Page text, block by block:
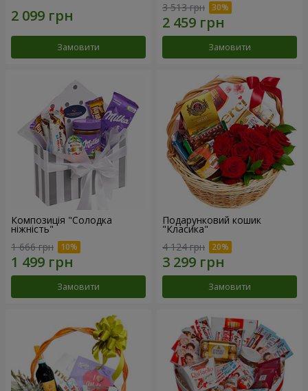
Замовити
3 513 грн
Замовити
Композиція "Солодка
ніжність"
1 666 грн
Замовити
Подарунковий кошик
"Класика"
4 124 грн
Замовити